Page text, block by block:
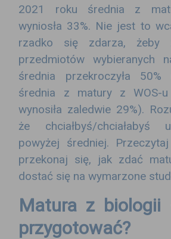
2021 roku średnia z
wyniosła 33%. Nie jest to
rzadko się zdarza, żeby
przedmiotów wybieranych
średnia przekroczyła 50%
średnia z matury z WOS-
wynosiła zaledwie 29%).
że chciałbyś/chciałabyś
powyżej średniej.
przekonaj się, jak zdać
dostać się na wymarzone
Matura z
przygotować?